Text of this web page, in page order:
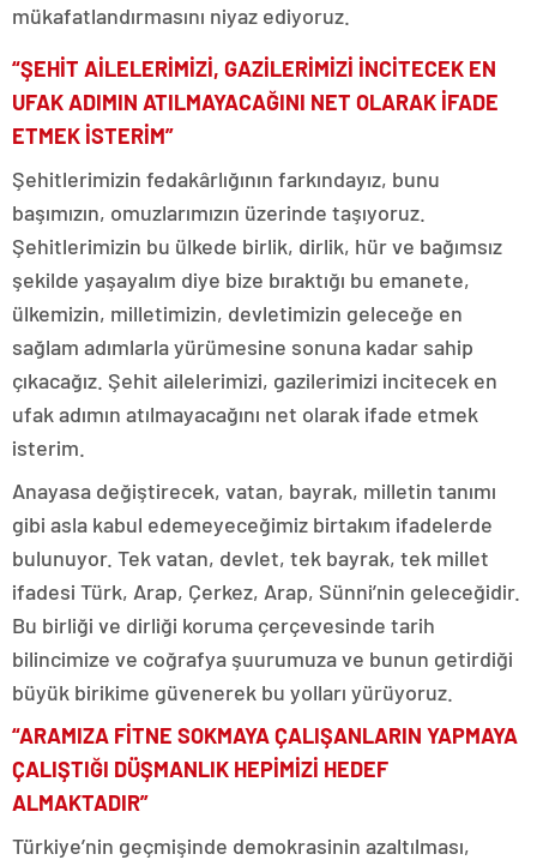
mükafatlandırmasını niyaz ediyoruz.
“ŞEHİT AİLELERİMİZİ, GAZİLERİMİZİ İNCİTECEK EN
UFAK ADIMIN ATILMAYACAĞINI NET OLARAK İFADE
ETMEK İSTERİM”
Şehitlerimizin fedakârlığının farkındayız, bunu
başımızın, omuzlarımızın üzerinde taşıyoruz.
Şehitlerimizin bu ülkede birlik, dirlik, hür ve bağımsız
şekilde yaşayalım diye bize bıraktığı bu emanete,
ülkemizin, milletimizin, devletimizin geleceğe en
sağlam adımlarla yürümesine sonuna kadar sahip
çıkacağız. Şehit ailelerimizi, gazilerimizi incitecek en
ufak adımın atılmayacağını net olarak ifade etmek
isterim.
Anayasa değiştirecek, vatan, bayrak, milletin tanımı
gibi asla kabul edemeyeceğimiz birtakım ifadelerde
bulunuyor. Tek vatan, devlet, tek bayrak, tek millet
ifadesi Türk, Arap, Çerkez, Arap, Sünni’nin geleceğidir.
Bu birliği ve dirliği koruma çerçevesinde tarih
bilincimize ve coğrafya şuurumuza ve bunun getirdiği
büyük birikime güvenerek bu yolları yürüyoruz.
“ARAMIZA FİTNE SOKMAYA ÇALIŞANLARIN YAPMAYA
ÇALIŞTIĞI DÜŞMANLIK HEPİMİZİ HEDEF
ALMAKTADIR”
Türkiye’nin geçmişinde demokrasinin azaltılması,